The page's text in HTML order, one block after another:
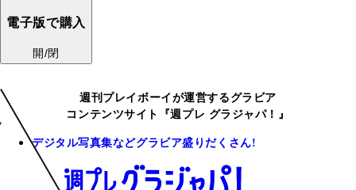
電子版で購入
開/閉
週刊プレイボーイが運営するグラビア
コンテンツサイト『週プレ グラジャパ！』
デジタル写真集などグラビア盛りだくさん!